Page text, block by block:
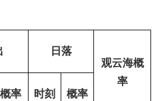
日落
观云海概
率
概率 时刻 概率